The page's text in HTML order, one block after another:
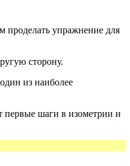
проделать упражнение для
сторону.
из наиболее
первые шаги в изометрии и